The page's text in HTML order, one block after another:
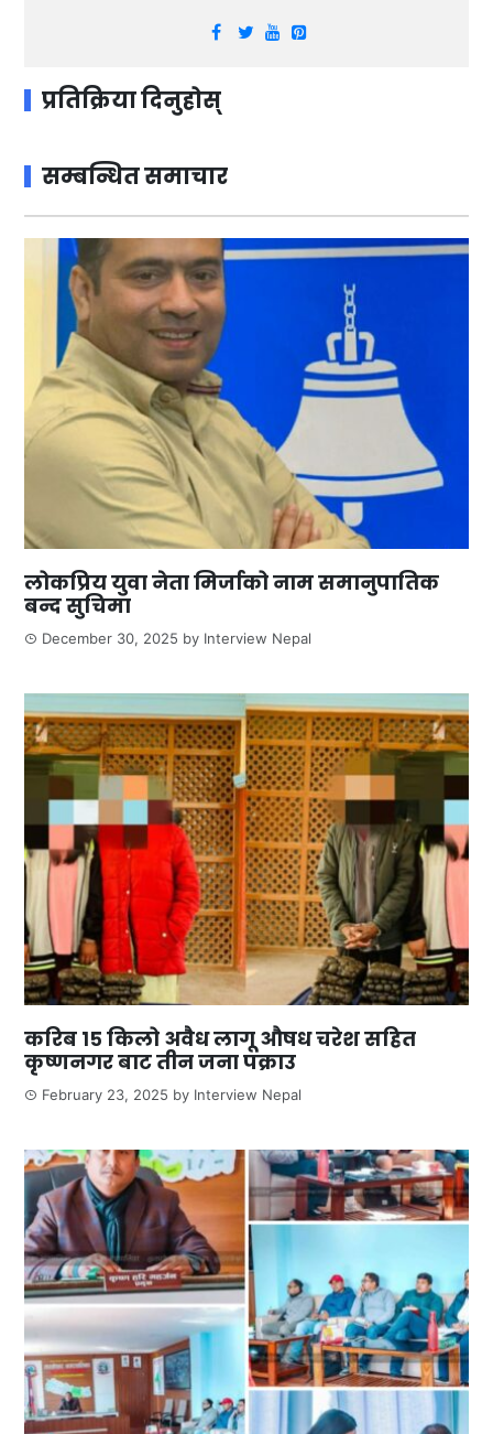
प्रतिक्रिया दिनुहोस्
सम्बन्धित समाचार
लोकप्रिय युवा नेता मिर्जाको नाम समानुपातिक
बन्द सुचिमा
December 30, 2025 by Interview Nepal
करिब १५ किलो अवैध लागू औषध चरेश सहित
कृष्णनगर बाट तीन जना पक्राउ
February 23, 2025 by Interview Nepal